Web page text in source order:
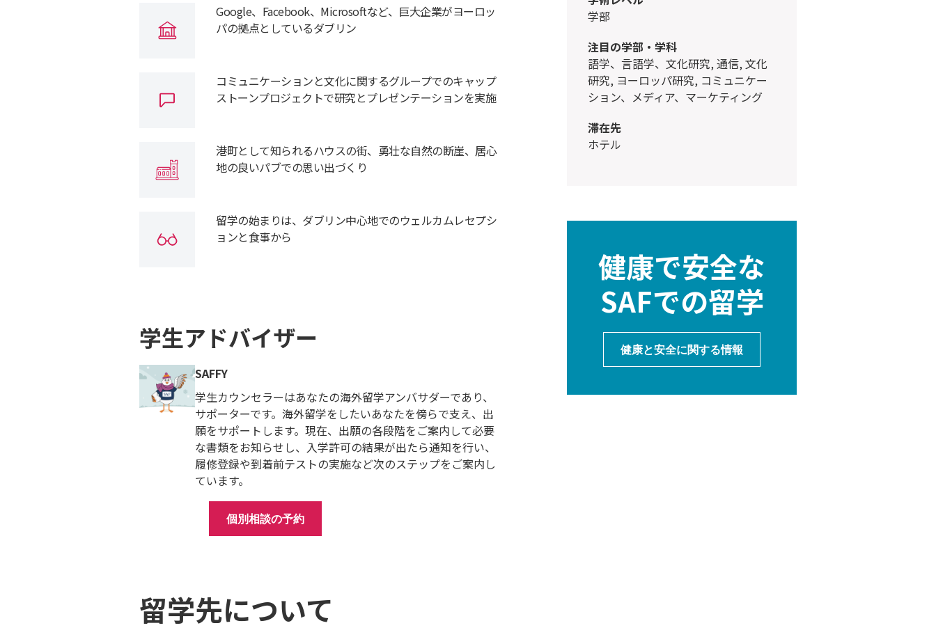
Google、Facebook、Microsoftなど、巨大企業がヨーロッ
パの拠点としているダブリン
コミュニケーションと文化に関するグループでのキャップ
ストーンプロジェクトで研究とプレゼンテーションを実施
港町として知られるハウスの街、勇壮な自然の断崖、居心
地の良いパブでの思い出づくり
留学の始まりは、ダブリン中心地でのウェルカムレセプシ
ョンと食事から
学生アドバイザー
SAFFY
学生カウンセラーはあなたの海外留学アンバサダーであり、
サポーターです。海外留学をしたいあなたを傍らで支え、出
願をサポートします。現在、出願の各段階をご案内して必要
な書類をお知らせし、入学許可の結果が出たら通知を行い、
履修登録や到着前テストの実施など次のステップをご案内し
ています。
個別相談の予約
学部
注目の学部・学科
語学、言語学、文化研究, 通信, 文化
研究, ヨーロッパ研究, コミュニケー
ション、メディア、マーケティング
滞在先
ホテル
健康で安全な
SAFでの留学
健康と安全に関する情報
留学先について